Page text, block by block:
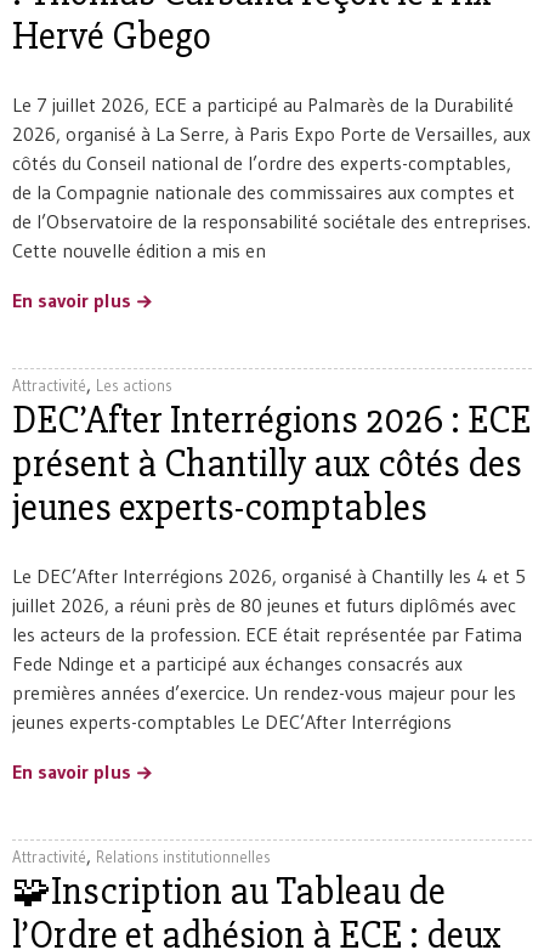
Hervé Gbego
Le 7 juillet 2026, ECE a participé au Palmarès de la Durabilité
2026, organisé à La Serre, à Paris Expo Porte de Versailles, aux
côtés du Conseil national de l’ordre des experts-comptables,
de la Compagnie nationale des commissaires aux comptes et
de l’Observatoire de la responsabilité sociétale des entreprises.
Cette nouvelle édition a mis en
En savoir plus
Attractivité, Les actions
DEC’After Interrégions 2026 : ECE
présent à Chantilly aux côtés des
jeunes experts-comptables
Le DEC’After Interrégions 2026, organisé à Chantilly les 4 et 5
juillet 2026, a réuni près de 80 jeunes et futurs diplômés avec
les acteurs de la profession. ECE était représentée par Fatima
Fede Ndinge et a participé aux échanges consacrés aux
premières années d’exercice. Un rendez-vous majeur pour les
jeunes experts-comptables Le DEC’After Interrégions
En savoir plus
Attractivité, Relations institutionnelles
🧩Inscription au Tableau de
l’Ordre et adhésion à ECE : deux